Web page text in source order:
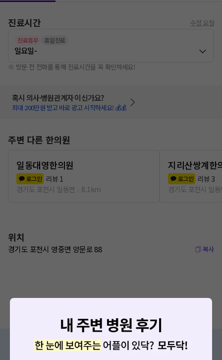
진료시간 수정 요청
진료휴무 휴일진료
일요일-
※ 방문 전 전화를 통해 진료시간을 꼭 확인하세요!
혹시 의사·병원관계자 이신가요?
최대 200만원 받고 바로 광고 시작하세요! 💰💰
주변 다른 한의원
일동대영한의원
로그인 리뷰 1
경기도 포천시 일동면
8.1km
지리산쌍계한
로그인 리뷰 3
경기도 포천시 일
위치
경기도 포천시 영중면 양문로 88 복사
증상/치료, 궁금한 점이 있나요?